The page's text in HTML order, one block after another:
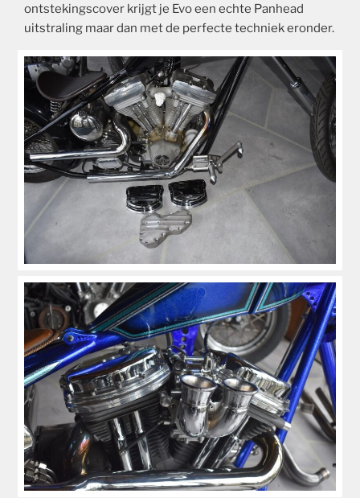
ontstekingscover krijgt je Evo een echte Panhead
uitstraling maar dan met de perfecte techniek eronder.